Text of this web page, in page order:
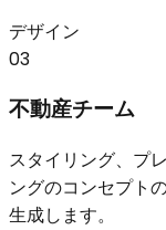
デザイン
03
不動産チーム
スタイリング、プ
ングのコンセプト
生成します。